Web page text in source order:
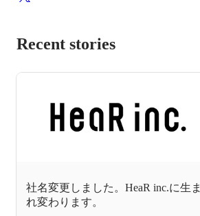
Recent stories
社名変更しました。HeaR inc.に生ま
れ変わります。